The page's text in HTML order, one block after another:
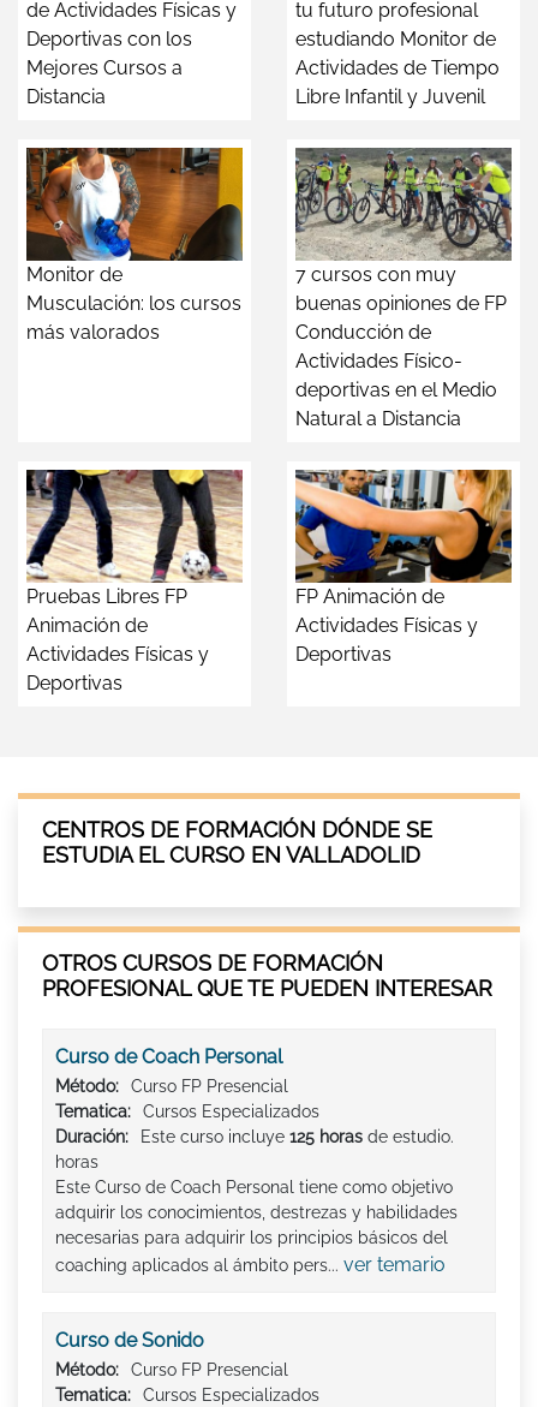
de Actividades Físicas y
Deportivas con los
Mejores Cursos a
Distancia
tu futuro profesional
estudiando Monitor de
Actividades de Tiempo
Libre Infantil y Juvenil
Monitor de
Musculación: los cursos
más valorados
7 cursos con muy
buenas opiniones de FP
Conducción de
Actividades Físico-
deportivas en el Medio
Natural a Distancia
Pruebas Libres FP
Animación de
Actividades Físicas y
Deportivas
FP Animación de
Actividades Físicas y
Deportivas
CENTROS DE FORMACIÓN DÓNDE SE
ESTUDIA EL CURSO EN VALLADOLID
OTROS CURSOS DE FORMACIÓN
PROFESIONAL QUE TE PUEDEN INTERESAR
Curso de Coach Personal
Método:
Curso FP Presencial
Tematica:
Cursos Especializados
Duración:
Este curso incluye 125 horas de estudio.
horas
Este Curso de Coach Personal tiene como objetivo
adquirir los conocimientos, destrezas y habilidades
necesarias para adquirir los principios básicos del
coaching aplicados al ámbito pers... ver temario
Curso de Sonido
Método:
Curso FP Presencial
Tematica:
Cursos Especializados